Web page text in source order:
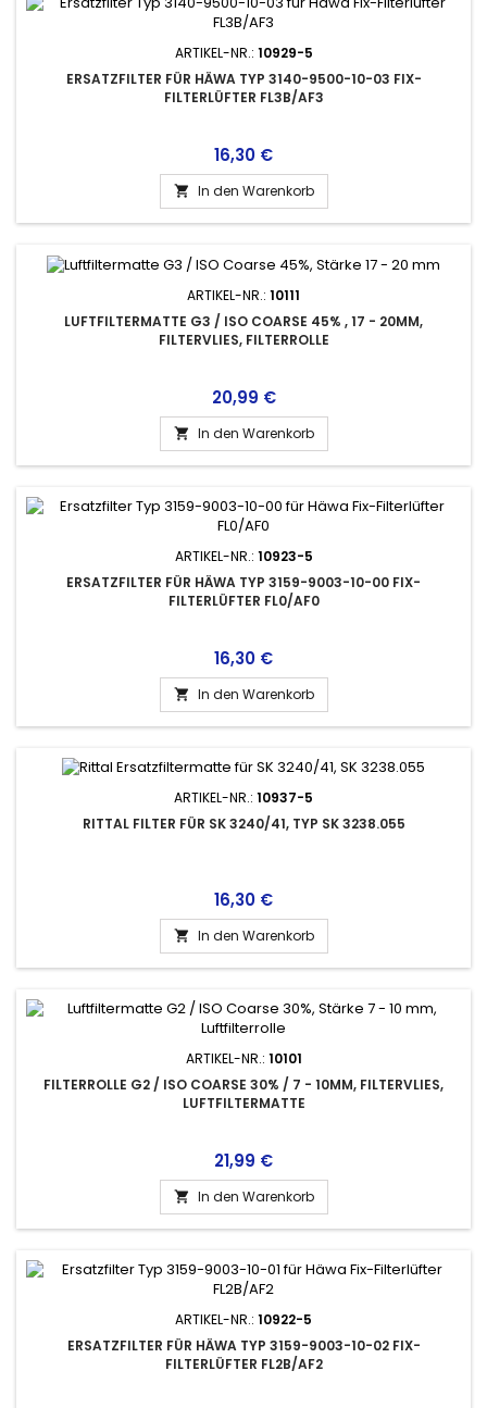
ARTIKEL-NR.: 10929-5
ERSATZFILTER FÜR HÄWA TYP 3140-9500-10-03 FIX-
FILTERLÜFTER FL3B/AF3
Preis
16,30 €
 In den Warenkorb
ARTIKEL-NR.: 10111
LUFTFILTERMATTE G3 / ISO COARSE 45% , 17 - 20MM,
FILTERVLIES, FILTERROLLE
Preis
20,99 €
 In den Warenkorb
ARTIKEL-NR.: 10923-5
ERSATZFILTER FÜR HÄWA TYP 3159-9003-10-00 FIX-
FILTERLÜFTER FL0/AF0
Preis
16,30 €
 In den Warenkorb
ARTIKEL-NR.: 10937-5
RITTAL FILTER FÜR SK 3240/41, TYP SK 3238.055
Preis
16,30 €
 In den Warenkorb
ARTIKEL-NR.: 10101
FILTERROLLE G2 / ISO COARSE 30% / 7 - 10MM, FILTERVLIES,
LUFTFILTERMATTE
Preis
21,99 €
 In den Warenkorb
ARTIKEL-NR.: 10922-5
ERSATZFILTER FÜR HÄWA TYP 3159-9003-10-02 FIX-
FILTERLÜFTER FL2B/AF2